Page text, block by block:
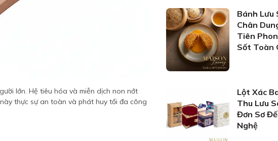
lớn. Hệ tiêu hóa và miễn dịch non nớt
thực sự an toàn và phát huy tối đa công
Bánh Lưu
Chân
Tiên
Sốt Toàn
Lột Xác
Thu Lưu
Đơn Sơ
Nghệ